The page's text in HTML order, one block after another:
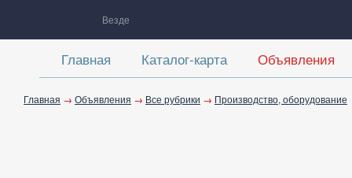
Везде
Главная Каталог-карта Объявления
Главная → Объявления → Все рубрики → Производство, оборудование